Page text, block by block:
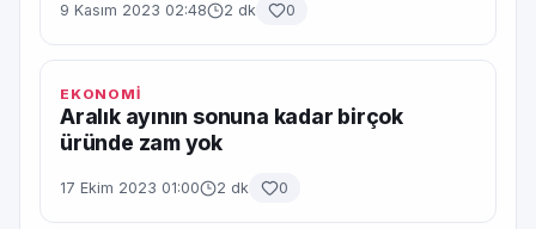
9 Kasım 2023 02:48 2 dk 0
EKONOMİ
Aralık ayının sonuna kadar birçok
üründe zam yok
17 Ekim 2023 01:00 2 dk 0